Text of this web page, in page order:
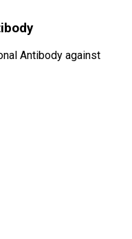
Antibody against